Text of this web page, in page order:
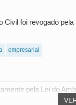
Civil foi revogado
empresarial
pela Lei do